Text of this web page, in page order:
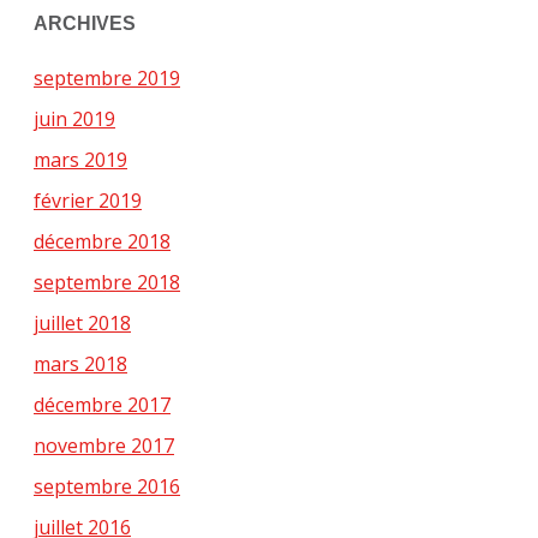
ARCHIVES
septembre 2019
juin 2019
mars 2019
février 2019
décembre 2018
septembre 2018
juillet 2018
mars 2018
décembre 2017
novembre 2017
septembre 2016
juillet 2016